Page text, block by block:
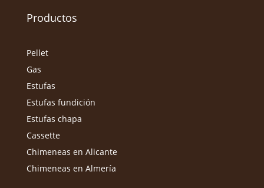
Productos
Pellet
Gas
Estufas
Estufas fundición
Estufas chapa
Cassette
Chimeneas en Alicante
Chimeneas en Almería